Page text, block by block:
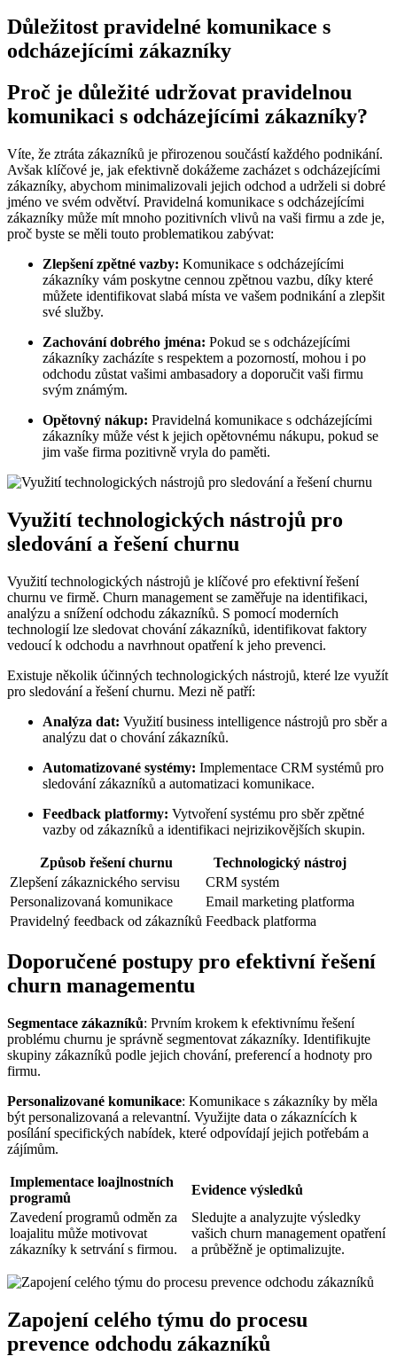
Důležitost pravidelné komunikace s
odcházejícími zákazníky
Proč je důležité udržovat pravidelnou
komunikaci s odcházejícími zákazníky?
Víte, že ztráta zákazníků je přirozenou součástí každého podnikání.
Avšak klíčové je, jak efektivně dokážeme zacházet s odcházejícími
zákazníky, abychom minimalizovali jejich odchod a udrželi si dobré
jméno ve svém odvětví. Pravidelná komunikace s odcházejícími
zákazníky může mít mnoho pozitivních vlivů na vaši firmu a zde je,
proč byste se měli touto problematikou zabývat:
Zlepšení zpětné vazby: Komunikace s odcházejícími
zákazníky vám poskytne cennou zpětnou vazbu, díky které
můžete identifikovat slabá místa ve vašem podnikání a zlepšit
své služby.
Zachování dobrého jména: Pokud se s odcházejícími
zákazníky zacházíte s respektem a pozorností, mohou i po
odchodu zůstat vašimi ambasadory a doporučit vaši firmu
svým známým.
Opětovný nákup: Pravidelná komunikace s odcházejícími
zákazníky může vést k jejich opětovnému nákupu, pokud se
jim vaše firma pozitivně vryla do paměti.
Využití technologických nástrojů pro
sledování a řešení churnu
Využití technologických nástrojů je klíčové pro efektivní řešení
churnu ve firmě. Churn management se zaměřuje na identifikaci,
analýzu a snížení odchodu zákazníků. S pomocí moderních
technologií lze sledovat chování zákazníků, identifikovat faktory
vedoucí k odchodu a navrhnout opatření k jeho prevenci.
Existuje několik účinných technologických nástrojů, které lze využít
pro sledování a řešení churnu. Mezi ně patří:
Analýza dat: Využití business intelligence nástrojů pro sběr a
analýzu dat o chování zákazníků.
Automatizované systémy: Implementace CRM systémů pro
sledování zákazníků a automatizaci komunikace.
Feedback platformy: Vytvoření systému pro sběr zpětné
vazby od zákazníků a identifikaci nejrizikovějších skupin.
Způsob řešení churnu
Technologický nástroj
Zlepšení zákaznického servisu
CRM systém
Personalizovaná komunikace
Email marketing platforma
Pravidelný feedback od zákazníků Feedback platforma
Doporučené postupy pro efektivní řešení
churn managementu
Segmentace zákazníků: Prvním krokem k efektivnímu řešení
problému churnu je správně segmentovat zákazníky. Identifikujte
skupiny zákazníků podle jejich chování, preferencí a hodnoty pro
firmu.
Personalizované komunikace: Komunikace s zákazníky by měla
být personalizovaná a relevantní. Využijte data o zákaznících k
posílání specifických nabídek, které odpovídají jejich potřebám a
zájímům.
Implementace loajlnostních
programů
Evidence výsledků
Zavedení programů odměn za
loajalitu může motivovat
zákazníky k setrvání s firmou.
Sledujte a analyzujte výsledky
vašich churn management opatření
a průběžně je optimalizujte.
Zapojení celého týmu do procesu
prevence odchodu zákazníků